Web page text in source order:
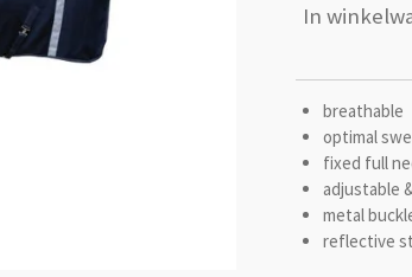
In
breathable
optimal
fixed full
adjustable
metal
reflective